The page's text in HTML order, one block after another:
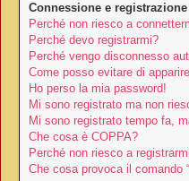
Connessione e registrazione
Perché non riesco a
Perché devo registrarmi?
Perché vengo disconnesso
Come posso evitare di
Ho perso la mia password!
Mi sono registrato ma non
Mi sono registrato tempo fa,
Che cosa è COPPA?
Perché non riesco a
Che cosa provoca il comando